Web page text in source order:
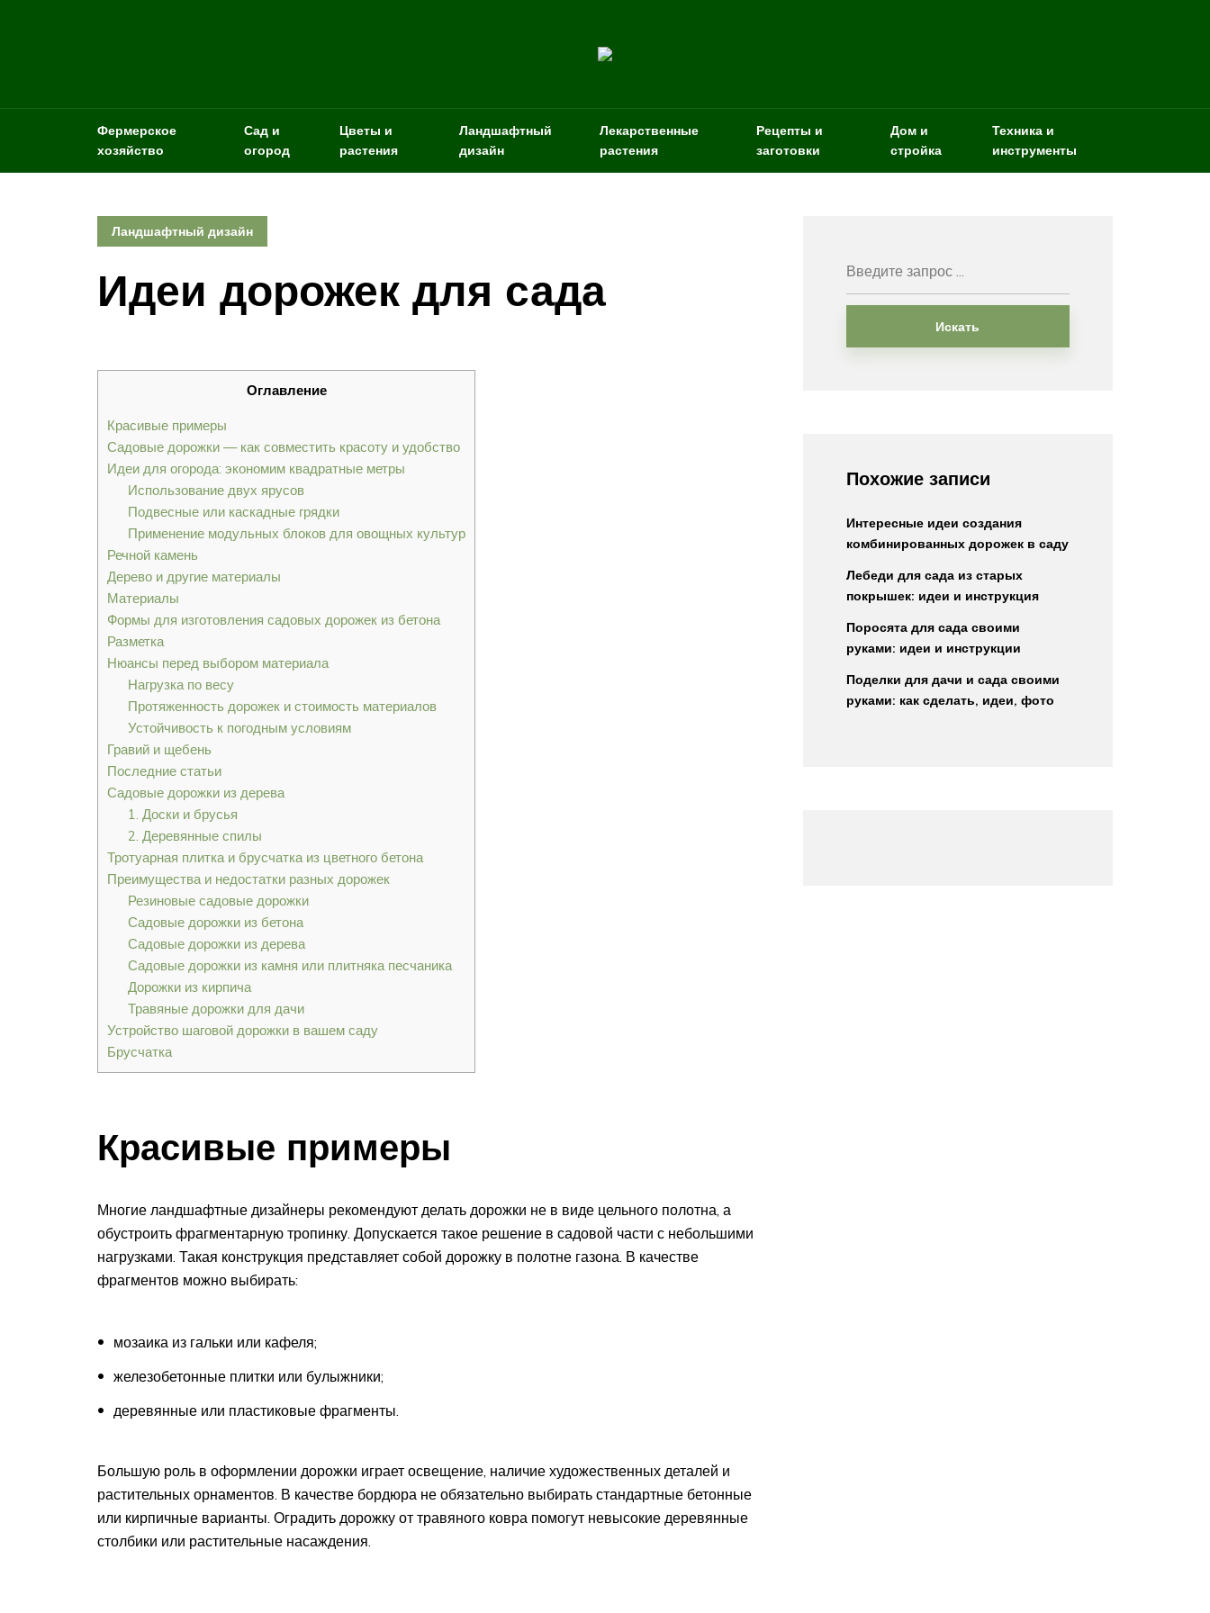
Фермерское
хозяйство
Сад и
огород
Цветы и
растения
Ландшафтный
дизайн
Лекарственные
растения
Рецепты и
заготовки
Дом и
стройка
Техника и
инструменты
Ландшафтный дизайн
Идеи дорожек для сада
Оглавление
Красивые примеры
Садовые дорожки — как совместить красоту и удобство
Идеи для огорода: экономим квадратные метры
Использование двух ярусов
Подвесные или каскадные грядки
Применение модульных блоков для овощных культур
Речной камень
Дерево и другие материалы
Материалы
Формы для изготовления садовых дорожек из бетона
Разметка
Нюансы перед выбором материала
Нагрузка по весу
Протяженность дорожек и стоимость материалов
Устойчивость к погодным условиям
Гравий и щебень
Последние статьи
Садовые дорожки из дерева
1. Доски и брусья
2. Деревянные спилы
Тротуарная плитка и брусчатка из цветного бетона
Преимущества и недостатки разных дорожек
Резиновые садовые дорожки
Садовые дорожки из бетона
Садовые дорожки из дерева
Садовые дорожки из камня или плитняка песчаника
Дорожки из кирпича
Травяные дорожки для дачи
Устройство шаговой дорожки в вашем саду
Брусчатка
Красивые примеры
Многие ландшафтные дизайнеры рекомендуют делать дорожки не в виде цельного полотна, а
обустроить фрагментарную тропинку. Допускается такое решение в садовой части с небольшими
нагрузками. Такая конструкция представляет собой дорожку в полотне газона. В качестве
фрагментов можно выбирать:
мозаика из гальки или кафеля;
железобетонные плитки или булыжники;
деревянные или пластиковые фрагменты.
Большую роль в оформлении дорожки играет освещение, наличие художественных деталей и
растительных орнаментов. В качестве бордюра не обязательно выбирать стандартные бетонные
или кирпичные варианты. Оградить дорожку от травяного ковра помогут невысокие деревянные
столбики или растительные насаждения.
Искать
Похожие записи
Интересные идеи создания
комбинированных дорожек в саду
Лебеди для сада из старых
покрышек: идеи и инструкция
Поросята для сада своими
руками: идеи и инструкции
Поделки для дачи и сада своими
руками: как сделать, идеи, фото